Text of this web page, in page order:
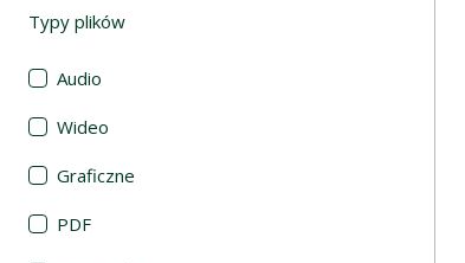
Typy plików
Audio
Wideo
Graficzne
PDF